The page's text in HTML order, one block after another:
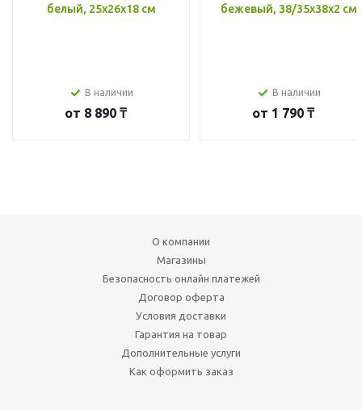
белый, 25x26x18 см
В наличии
от 8 890 ₸
бежевый, 38/35x38x2 см
В наличии
от 1 790 ₸
О компании
Магазины
Безопасность онлайн платежей
Договор оферта
Условия доставки
Гарантия на товар
Дополнительные услуги
Как оформить заказ